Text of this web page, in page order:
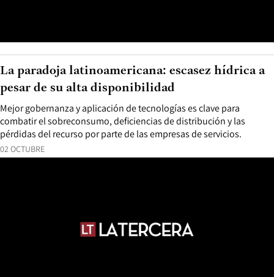
02 OCTUBRE
Mejor gobernanza y aplicación de tecnologías es clave para
combatir el sobreconsumo, deficiencias de distribución y las
pérdidas del recurso por parte de las empresas de servicios.
La paradoja latinoamericana: escasez hídrica a
pesar de su alta disponibilidad